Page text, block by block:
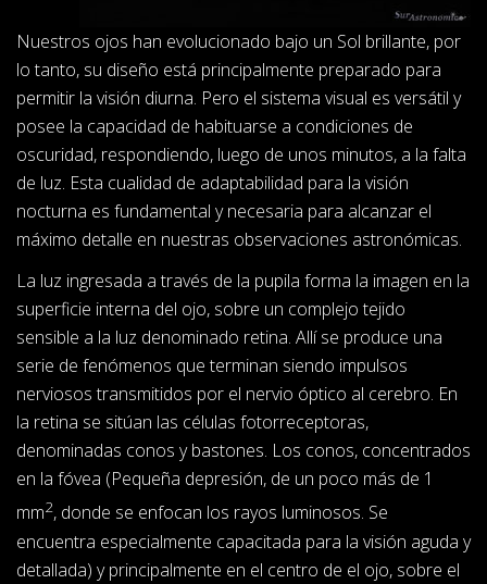
Nuestros ojos han evolucionado bajo un Sol brillante, por
lo tanto, su diseño está principalmente preparado para
permitir la visión diurna. Pero el sistema visual es versátil y
posee la capacidad de habituarse a condiciones de
oscuridad, respondiendo, luego de unos minutos, a la falta
de luz. Esta cualidad de adaptabilidad para la visión
nocturna es fundamental y necesaria para alcanzar el
máximo detalle en nuestras observaciones astronómicas.
La luz ingresada a través de la pupila forma la imagen en la
superficie interna del ojo, sobre un complejo tejido
sensible a la luz denominado retina. Allí se produce una
serie de fenómenos que terminan siendo impulsos
nerviosos transmitidos por el nervio óptico al cerebro. En
la retina se sitúan las células fotorreceptoras,
denominadas conos y bastones. Los conos, concentrados
en la fóvea (Pequeña depresión, de un poco más de 1
mm2, donde se enfocan los rayos luminosos. Se
encuentra especialmente capacitada para la visión aguda y
detallada) y principalmente en el centro de el ojo, sobre el